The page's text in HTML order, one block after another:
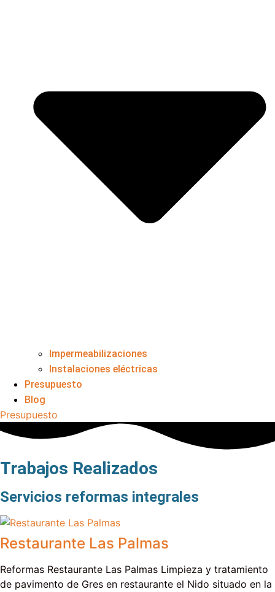
Impermeabilizaciones
Instalaciones eléctricas
Presupuesto
Blog
Presupuesto
Trabajos Realizados
Servicios reformas integrales
Restaurante Las Palmas
Reformas Restaurante Las Palmas Limpieza y tratamiento
de pavimento de Gres en restaurante el Nido situado en la